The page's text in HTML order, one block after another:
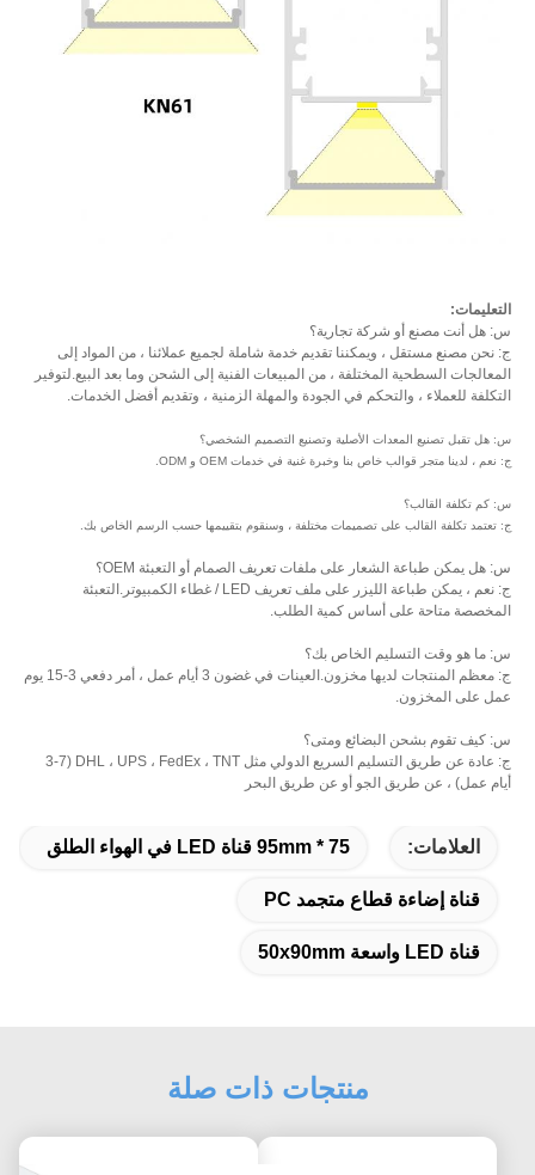
التعليمات:
س: هل أنت مصنع أو شركة تجارية؟
ج: نحن مصنع مستقل ، ويمكننا تقديم خدمة شاملة لجميع عملائنا ، من المواد إلى
المعالجات السطحية المختلفة ، من المبيعات الفنية إلى الشحن وما بعد البيع.لتوفير
التكلفة للعملاء ، والتحكم في الجودة والمهلة الزمنية ، وتقديم أفضل الخدمات.
س: هل تقبل تصنيع المعدات الأصلية وتصنيع التصميم الشخصي؟
ج: نعم ، لدينا متجر قوالب خاص بنا وخبرة غنية في خدمات OEM و ODM.
س: كم تكلفة القالب؟
ج: تعتمد تكلفة القالب على تصميمات مختلفة ، وسنقوم بتقييمها حسب الرسم الخاص بك.
س: هل يمكن طباعة الشعار على ملفات تعريف الصمام أو التعبئة OEM؟
ج: نعم ، يمكن طباعة الليزر على ملف تعريف LED / غطاء الكمبيوتر.التعبئة
المخصصة متاحة على أساس كمية الطلب.
س: ما هو وقت التسليم الخاص بك؟
ج: معظم المنتجات لديها مخزون.العينات في غضون 3 أيام عمل ، أمر دفعي 3-15 يوم
عمل على المخزون.
س: كيف تقوم بشحن البضائع ومتى؟
ج: عادة عن طريق التسليم السريع الدولي مثل DHL ، UPS ، FedEx ، TNT (3-7
أيام عمل) ، عن طريق الجو أو عن طريق البحر
العلامات: 75 * 95mm قناة LED في الهواء الطلق
قناة إضاءة قطاع متجمد PC
قناة LED واسعة 50x90mm
منتجات ذات صلة